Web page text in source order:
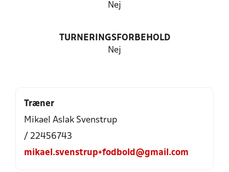
Nej
TURNERINGSFORBEHOLD
Nej
Træner
Mikael Aslak Svenstrup
/ 22456743
mikael.svenstrup+fodbold@gmail.com